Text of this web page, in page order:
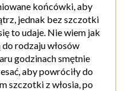
końcówki, aby
jednak bez szczotki
to udaje. Nie wiem jak
do rodzaju włosów
godzinach smętnie
aby powróciły do
szczotki z włosia, po